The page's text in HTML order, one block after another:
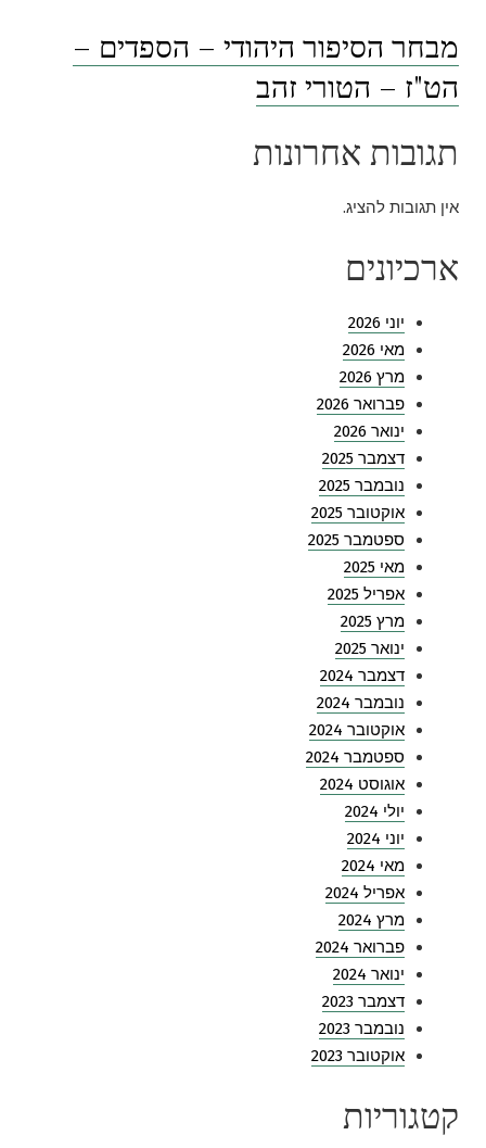
מבחר הסיפור היהודי – הספדים –
הט"ז – הטורי זהב
תגובות אחרונות
אין תגובות להציג.
ארכיונים
יוני 2026
מאי 2026
מרץ 2026
פברואר 2026
ינואר 2026
דצמבר 2025
נובמבר 2025
אוקטובר 2025
ספטמבר 2025
מאי 2025
אפריל 2025
מרץ 2025
ינואר 2025
דצמבר 2024
נובמבר 2024
אוקטובר 2024
ספטמבר 2024
אוגוסט 2024
יולי 2024
יוני 2024
מאי 2024
אפריל 2024
מרץ 2024
פברואר 2024
ינואר 2024
דצמבר 2023
נובמבר 2023
אוקטובר 2023
קטגוריות